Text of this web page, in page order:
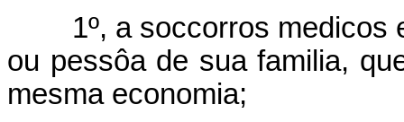
1º, a soccorros medicos
ou pessôa de sua familia,
mesma economia;